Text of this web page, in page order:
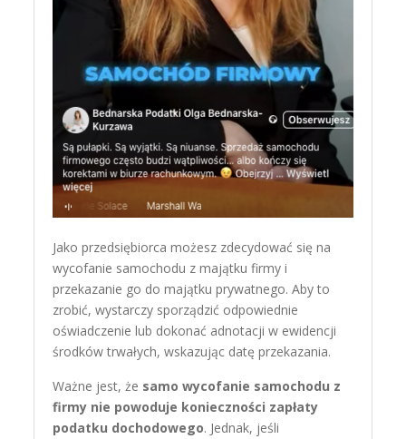
Jako przedsiębiorca możesz zdecydować się na
wycofanie samochodu z majątku firmy i
przekazanie go do majątku prywatnego. Aby to
zrobić, wystarczy sporządzić odpowiednie
oświadczenie lub dokonać adnotacji w ewidencji
środków trwałych, wskazując datę przekazania.
Ważne jest, że samo wycofanie samochodu z
firmy nie powoduje konieczności zapłaty
podatku dochodowego. Jednak, jeśli